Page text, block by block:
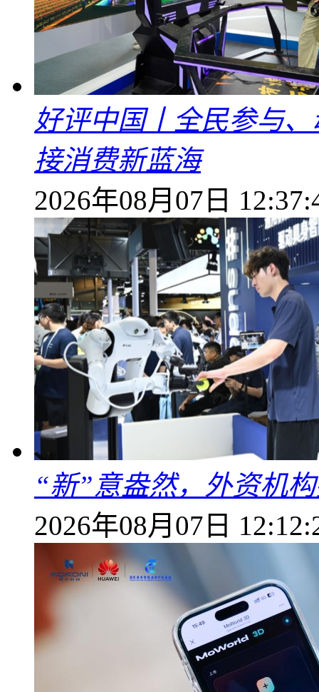
好评中国丨全民参与
接消费新蓝海
2026年08月07日
“新”意盎然，外资机
2026年08月07日